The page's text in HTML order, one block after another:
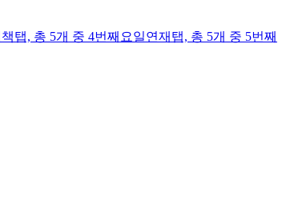
책탭, 총 5개 중 4번째 요일연재 탭, 총 5개 중 5번째